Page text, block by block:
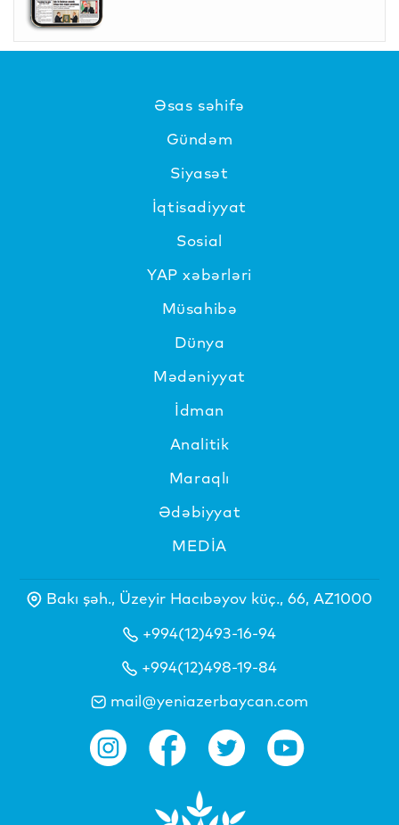
Əsas səhifə
Gündəm
Siyasət
İqtisadiyyat
Sosial
YAP xəbərləri
Müsahibə
Dünya
Mədəniyyat
İdman
Analitik
Maraqlı
Ədəbiyyat
MEDİA
Bakı şəh., Üzeyir Hacıbəyov küç., 66, AZ1000
+994(12)493-16-94
+994(12)498-19-84
mail@yeniazerbaycan.com